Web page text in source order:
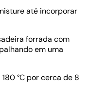
até incorporar
forrada com
em uma
°C por cerca de 8